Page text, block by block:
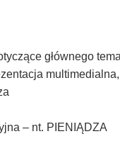
głównego
multimedialna,
– nt. PIENIĄDZA